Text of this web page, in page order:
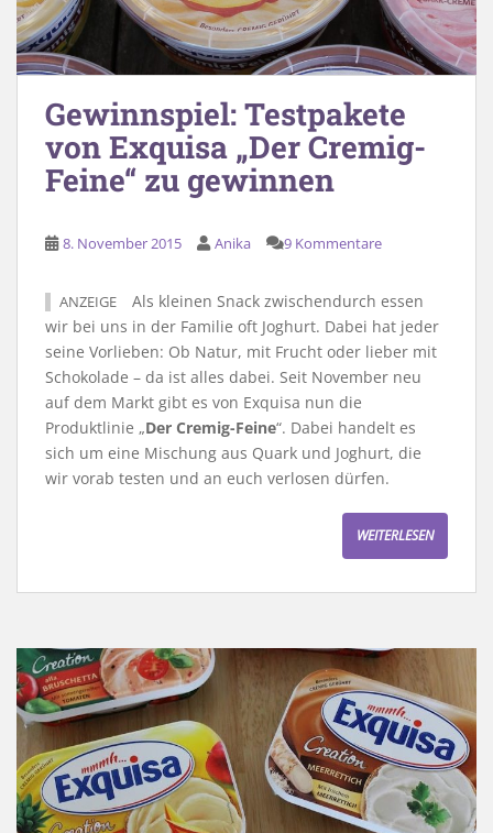
Gewinnspiel: Testpakete
von Exquisa „Der Cremig-
Feine“ zu gewinnen
8. November 2015 Anika 9 Kommentare
ANZEIGE
Als kleinen Snack zwischendurch essen
wir bei uns in der Familie oft Joghurt. Dabei hat jeder
seine Vorlieben: Ob Natur, mit Frucht oder lieber mit
Schokolade – da ist alles dabei. Seit November neu
auf dem Markt gibt es von Exquisa nun die
Produktlinie „Der Cremig-Feine“. Dabei handelt es
sich um eine Mischung aus Quark und Joghurt, die
wir vorab testen und an euch verlosen dürfen.
WEITERLESEN